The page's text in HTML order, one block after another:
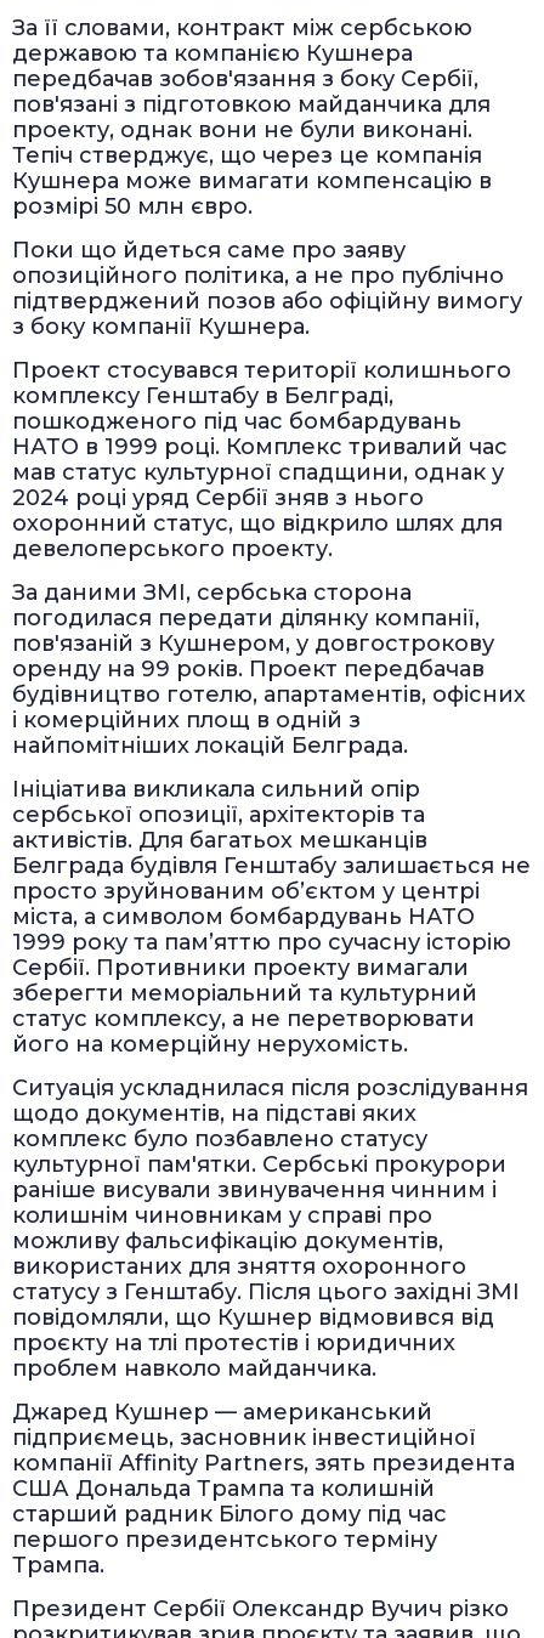
За її словами, контракт між сербською
державою та компанією Кушнера
передбачав зобов'язання з боку Сербії,
пов'язані з підготовкою майданчика для
проекту, однак вони не були виконані.
Тепіч стверджує, що через це компанія
Кушнера може вимагати компенсацію в
розмірі 50 млн євро.
Поки що йдеться саме про заяву
опозиційного політика, а не про публічно
підтверджений позов або офіційну вимогу
з боку компанії Кушнера.
Проект стосувався території колишнього
комплексу Генштабу в Белграді,
пошкодженого під час бомбардувань
НАТО в 1999 році. Комплекс тривалий час
мав статус культурної спадщини, однак у
2024 році уряд Сербії зняв з нього
охоронний статус, що відкрило шлях для
девелоперського проекту.
За даними ЗМІ, сербська сторона
погодилася передати ділянку компанії,
пов'язаній з Кушнером, у довгострокову
оренду на 99 років. Проект передбачав
будівництво готелю, апартаментів, офісних
і комерційних площ в одній з
найпомітніших локацій Белграда.
Ініціатива викликала сильний опір
сербської опозиції, архітекторів та
активістів. Для багатьох мешканців
Белграда будівля Генштабу залишається не
просто зруйнованим об’єктом у центрі
міста, а символом бомбардувань НАТО
1999 року та пам’яттю про сучасну історію
Сербії. Противники проекту вимагали
зберегти меморіальний та культурний
статус комплексу, а не перетворювати
його на комерційну нерухомість.
Ситуація ускладнилася після розслідування
щодо документів, на підставі яких
комплекс було позбавлено статусу
культурної пам'ятки. Сербські прокурори
раніше висували звинувачення чинним і
колишнім чиновникам у справі про
можливу фальсифікацію документів,
використаних для зняття охоронного
статусу з Генштабу. Після цього західні ЗМІ
повідомляли, що Кушнер відмовився від
проєкту на тлі протестів і юридичних
проблем навколо майданчика.
Джаред Кушнер — американський
підприємець, засновник інвестиційної
компанії Affinity Partners, зять президента
США Дональда Трампа та колишній
старший радник Білого дому під час
першого президентського терміну
Трампа.
Президент Сербії Олександр Вучич різко